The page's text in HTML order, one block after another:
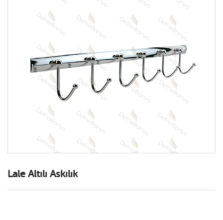
GİRİŞ YAP
Lale Altılı Askılık